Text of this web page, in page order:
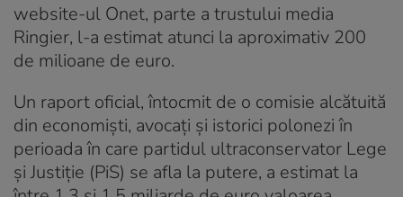
website-ul Onet, parte a trustului media
Ringier, l-a estimat atunci la aproximativ 200
de milioane de euro.
Un raport oficial, întocmit de o comisie alcătuită
din economiști, avocați și istorici polonezi în
perioada în care partidul ultraconservator Lege
și Justiție (PiS) se afla la putere, a estimat la